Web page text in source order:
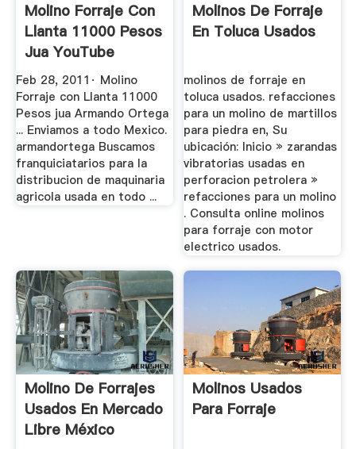
Molino Forraje Con
Llanta 11000 Pesos
Jua YouTube
Feb 28, 2011· Molino
Forraje con Llanta 11000
Pesos jua Armando Ortega
... Enviamos a todo Mexico.
armandortega Buscamos
franquiciatarios para la
distribucion de maquinaria
agricola usada en todo ...
Molinos De Forraje
En Toluca Usados
molinos de forraje en
toluca usados. refacciones
para un molino de martillos
para piedra en, Su
ubicación: Inicio » zarandas
vibratorias usadas en
perforacion petrolera »
refacciones para un molino
. Consulta online molinos
para forraje con motor
electrico usados.
Molino De Forrajes
Usados En Mercado
Libre México
Molinos Usados
Para Forraje